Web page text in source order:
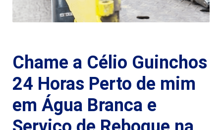
Chame a Célio Guinchos
24 Horas Perto de mim
em Água Branca e